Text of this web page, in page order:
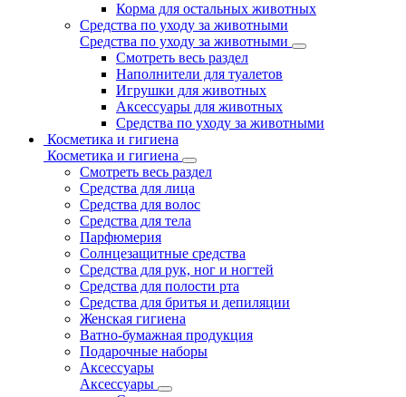
Корма для остальных животных
Средства по уходу за животными
Средства по уходу за животными
Смотреть весь раздел
Наполнители для туалетов
Игрушки для животных
Аксессуары для животных
Средства по уходу за животными
Косметика и гигиена
Косметика и гигиена
Смотреть весь раздел
Средства для лица
Средства для волос
Средства для тела
Парфюмерия
Солнцезащитные средства
Средства для рук, ног и ногтей
Средства для полости рта
Средства для бритья и депиляции
Женская гигиена
Ватно-бумажная продукция
Подарочные наборы
Аксессуары
Аксессуары